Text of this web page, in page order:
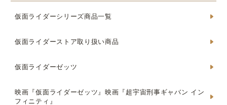
仮面ライダーシリーズ商品一覧
仮面ライダーストア取り扱い商品
仮面ライダーゼッツ
映画『仮面ライダーゼッツ』映画『超宇宙刑事ギャバン イン
フィニティ』